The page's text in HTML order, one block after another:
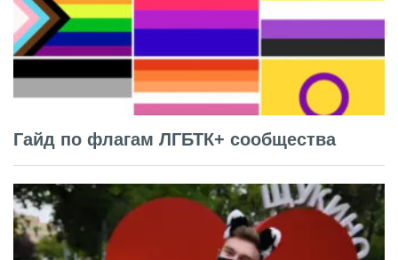
Гайд по флагам ЛГБТК+ сообщества